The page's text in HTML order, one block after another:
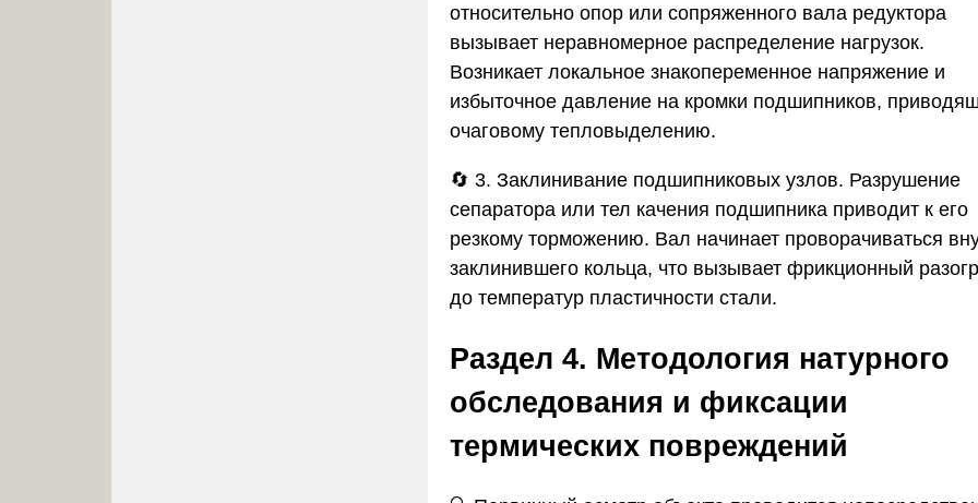
относительно опор или сопряженного вала редуктора
вызывает неравномерное распределение нагрузок.
Возникает локальное знакопеременное напряжение и
избыточное давление на кромки подшипников,
очаговому тепловыделению.
🔄 3. Заклинивание подшипниковых узлов. Разрушение
сепаратора или тел качения подшипника приводит к его
резкому торможению. Вал начинает проворачиваться
заклинившего кольца, что вызывает фрикционный
до температур пластичности стали.
Раздел 4. Методология натурного
обследования и фиксации
термических повреждений